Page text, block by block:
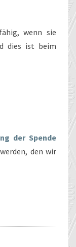
wenn sie
dies ist beim
der Spende
den wir